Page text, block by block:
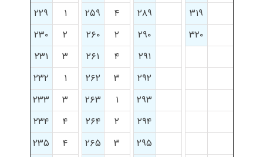
۳۱۹
۲۸۹ ۴ ۲۵۹ ۱
۲۲۹
۳۲۰
۲۹۰ ۲ ۲۶۰ ۲
۲۳۰
۲۹۱
۴ ۲۶۱ ۳
۲۳۱
۲۹۲
۳ ۲۶۲ ۱
۲۳۲
۲۹۳
۱ ۲۶۳ ۳
۲۳۳
۲۹۴
۲ ۲۶۴ ۴
۲۳۴
۲۹۵
۳ ۲۶۵ ۴
۲۳۵